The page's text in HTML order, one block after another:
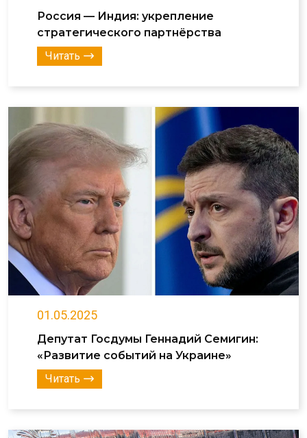
Россия — Индия: укрепление
стратегического партнёрства
Читать
01.05.2025
Депутат Госдумы Геннадий Семигин:
«Развитие событий на Украине»
Читать